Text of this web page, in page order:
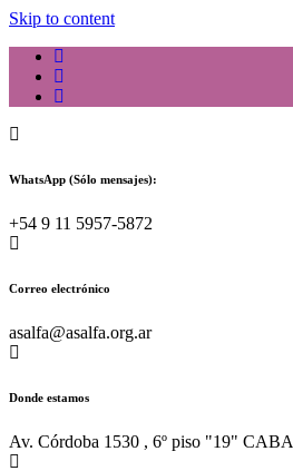
Skip to content
WhatsApp (Sólo mensajes):
+54 9 11 5957-5872
Correo electrónico
asalfa@asalfa.org.ar
Donde estamos
Av. Córdoba 1530 , 6º piso "19" CABA